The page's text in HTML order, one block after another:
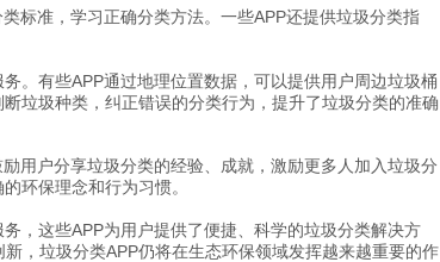
标准，学习正确分类方法。一些APP还提供垃圾分类指
。有些APP通过地理位置数据，可以提供用户周边垃圾桶
垃圾种类，纠正错误的分类行为，提升了垃圾分类的准确
用户分享垃圾分类的经验、成就，激励更多人加入垃圾分
环保理念和行为习惯。
，这些APP为用户提供了便捷、科学的垃圾分类解决方
，垃圾分类APP仍将在生态环保领域发挥越来越重要的作